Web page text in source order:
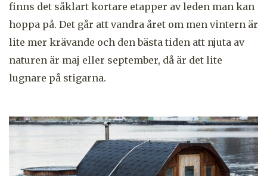
finns det såklart kortare etapper av leden man kan
hoppa på. Det går att vandra året om men vintern är
lite mer krävande och den bästa tiden att njuta av
naturen är maj eller september, då är det lite
lugnare på stigarna.